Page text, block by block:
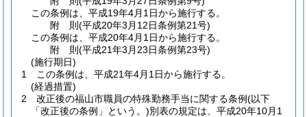
この条例は、平成19年4月1日から施行する。
附 則(平成20年3月12日条例第21号)
この条例は、平成20年4月1日から施行する。
附 則(平成21年3月23日条例第23号)
(施行期日)
1
この条例は、平成21年4月1日から施行する。
(経過措置)
2
改正後の福山市職員の特殊勤務手当に関する条例(以下
「改正後の条例」という。)別表の規定は、平成20年10月1